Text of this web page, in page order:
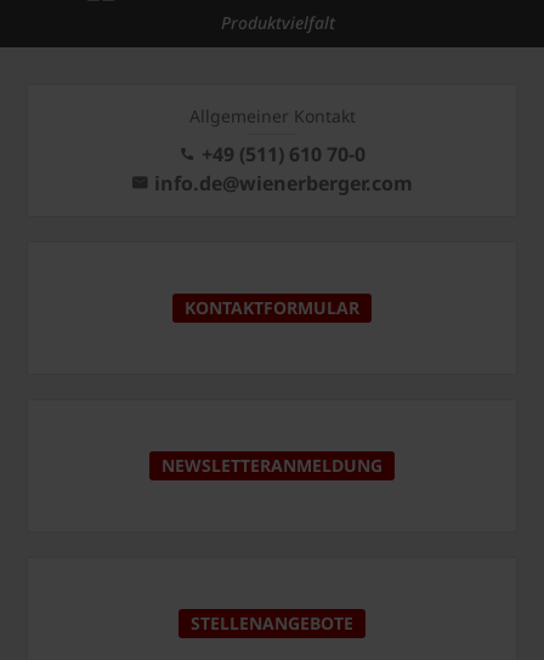
Produktvielfalt
Allgemeiner Kontakt
+49 (511) 610 70-0
info.de@wienerberger.com
KONTAKTFORMULAR
NEWSLETTERANMELDUNG
STELLENANGEBOTE